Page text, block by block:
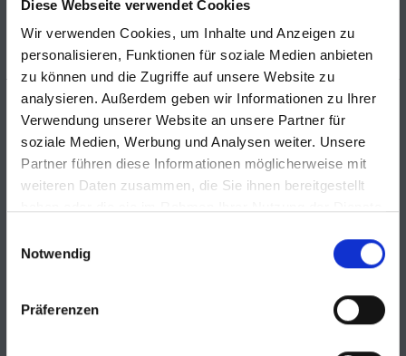
Diese Webseite verwendet Cookies
Wir verwenden Cookies, um Inhalte und Anzeigen zu
personalisieren, Funktionen für soziale Medien anbieten
zu können und die Zugriffe auf unsere Website zu
analysieren. Außerdem geben wir Informationen zu Ihrer
Verwendung unserer Website an unsere Partner für
soziale Medien, Werbung und Analysen weiter. Unsere
Partner führen diese Informationen möglicherweise mit
weiteren Daten zusammen, die Sie ihnen bereitgestellt
Notwendig
Präferenzen
Read More »
Impressum
WagnerNeustraße 554290 TrierDeutschlandE-Mail-
Adresse: Info@uhren-wagner.deTelefonnummer: 0651/
DE316599279 Verantwortlich für den Inhalt: Thomas
Wagner Plattform der Europäischen Kommission zur
Impressum